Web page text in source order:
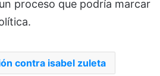
proceso que podría marcar
contra isabel zuleta